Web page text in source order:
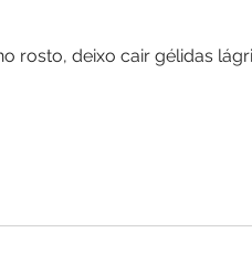
rosto, deixo cair gélidas